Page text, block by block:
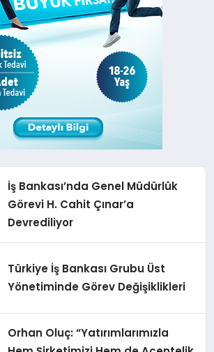
İş Bankası’nda Genel Müdürlük
Görevi H. Cahit Çınar’a
Devrediliyor
Türkiye İş Bankası Grubu Üst
Yönetiminde Görev Değişiklikleri
Orhan Oluç: “Yatırımlarımızla